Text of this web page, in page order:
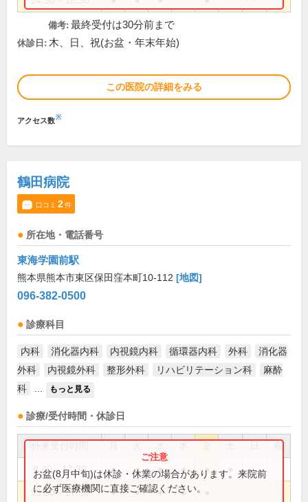
備考: 最終受付は30分前まで
休診日: 木、日、祝(お盆・年末年始)
この医院の詳細をみる
アクセス数※
鶴田病院
口コミ 2件
所在地・電話番号
東海学園前駅
熊本県熊本市東区保田窪本町10-112 [地図]
096-382-0500
診療科目
内科 消化器内科 内視鏡内科 循環器内科 外科
消化器
外科
内視鏡外科 整形外科 リハビリテーション科
麻酔
科
もっと見る
診療/受付時間・休診日
祝
8:40～12:30 ● ● ● ● ●
13:50～17:30 ● ● ● ●
お盆(8月中旬)は休診・休業の場合があります。来院前
に必ず医療機関に直接ご確認ください。